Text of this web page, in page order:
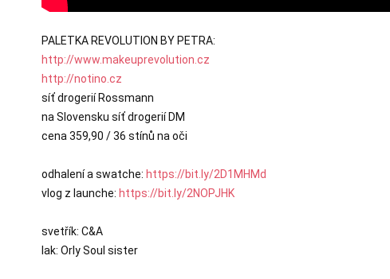
http://www.makeuprevolution.cz
http://notino.cz
síť drogerií Rossmann
na Slovensku síť drogerií DM
cena 359,90 / 36 stínů na oči
odhalení a swatche: https://bit.ly/2D1MHMd
vlog z launche: https://bit.ly/2NOPJHK
svetřík: C&A
lak: Orly Soul sister